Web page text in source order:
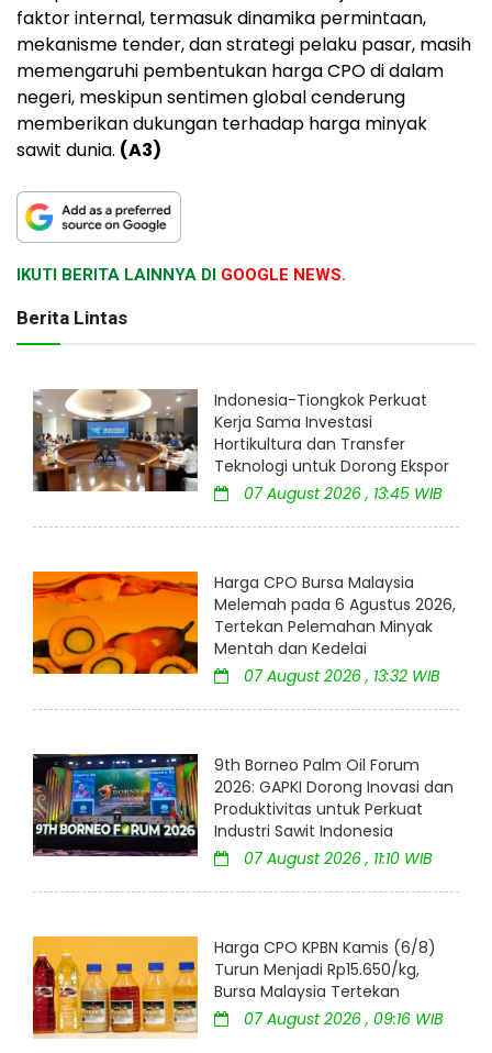
faktor internal, termasuk dinamika permintaan,
mekanisme tender, dan strategi pelaku pasar, masih
memengaruhi pembentukan harga CPO di dalam
negeri, meskipun sentimen global cenderung
memberikan dukungan terhadap harga minyak
sawit dunia. (A3)
IKUTI BERITA LAINNYA DI GOOGLE NEWS.
Berita Lintas
Indonesia-Tiongkok Perkuat
Kerja Sama Investasi
Hortikultura dan Transfer
Teknologi untuk Dorong Ekspor
07 August 2026 , 13:45 WIB
Harga CPO Bursa Malaysia
Melemah pada 6 Agustus 2026,
Tertekan Pelemahan Minyak
Mentah dan Kedelai
07 August 2026 , 13:32 WIB
9th Borneo Palm Oil Forum
2026: GAPKI Dorong Inovasi dan
Produktivitas untuk Perkuat
Industri Sawit Indonesia
07 August 2026 , 11:10 WIB
Harga CPO KPBN Kamis (6/8)
Turun Menjadi Rp15.650/kg,
Bursa Malaysia Tertekan
07 August 2026 , 09:16 WIB